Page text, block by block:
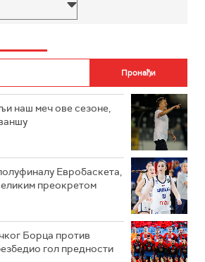
наш меч ове сезоне,
Евробаскета,
преокретом
Борца против
гол предности